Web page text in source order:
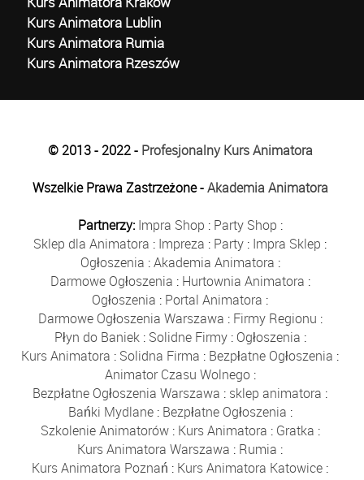
Kurs Animatora Lublin
Kurs Animatora Rumia
Kurs Animatora Rzeszów
© 2013 - 2022 - Profesjonalny Kurs Animatora
Wszelkie Prawa Zastrzeżone -Akademia Animatora
Partnerzy: Impra Shop : Party Shop :
Sklep dla Animatora : Impreza : Party : Impra Sklep :
Ogłoszenia :Akademia Animatora :
Darmowe Ogłoszenia : Hurtownia Animatora :
Ogłoszenia : Portal Animatora :
Darmowe Ogłoszenia Warszawa : Firmy Regionu :
Płyn do Baniek: Solidne Firmy: Ogłoszenia :
Kurs Animatora : Solidna Firma : Bezpłatne Ogłoszenia :
Animator Czasu Wolnego:
Bezpłatne Ogłoszenia Warszawa : sklep animatora :
Bańki Mydlane: Bezpłatne Ogłoszenia :
Szkolenie Animatorów: Kurs Animatora : Gratka :
Kurs Animatora Warszawa : Rumia :
Kurs Animatora Poznań : Kurs Animatora Katowice :